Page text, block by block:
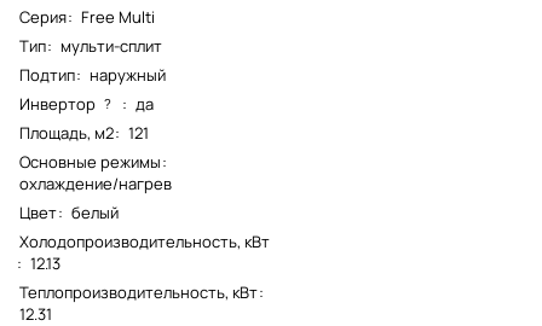
Серия: Free Multi
Тип: мульти-сплит
Подтип: наружный
Инвертор ? : да
Площадь, м2: 121
Основные режимы:
охлаждение/нагрев
Цвет: белый
Холодопроизводительность, кВт
: 12.13
Теплопроизводительность, кВт:
12.31